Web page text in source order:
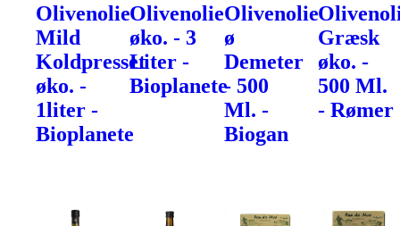
Olivenolie
Mild
Koldpresset
øko. -
1liter -
Bioplanete
Olivenolie
øko. - 3
Liter -
Bioplanete
Olivenolie
ø
Demeter
- 500
Ml. -
Biogan
Græsk
øko. -
500 Ml.
- Rømer